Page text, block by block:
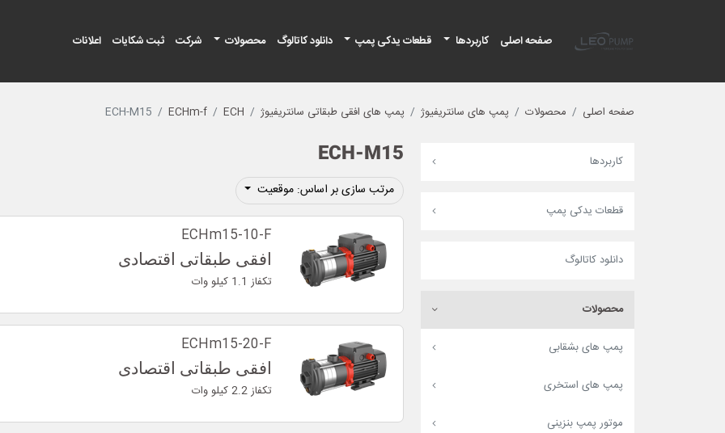
صفحه اصلی
کاربردها قطعات یدکی پمپ دانلود کاتالوگ محصولات شرکت ثبت شکایات اعلانات
صفحه اصلی محصولات پمپ های سانتریفیوژ پمپ های افقی طبقاتی سانتریفیوژ ECH
ECHm-f
ECH-M15
کاربردها
قطعات یدکی پمپ
دانلود کاتالوگ
محصولات
پمپ های بشقابی
پمپ های استخری
موتور پمپ بنزینی
ECH-M15
مرتب سازی بر اساس: موقعیت
ECHm15-10-F
افقی طبقاتی اقتصادی
تکفاز 1.1 کیلو وات
ECHm15-20-F
افقی طبقاتی اقتصادی
تکفاز 2.2 کیلو وات